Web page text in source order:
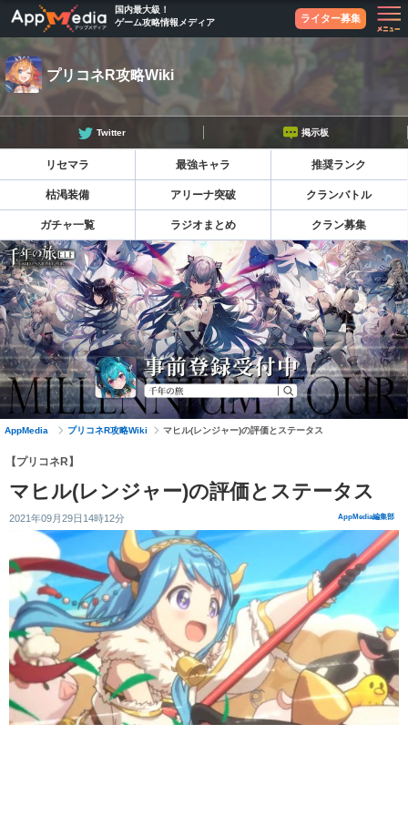
国内最大級！
ゲーム攻略情報メディア
ライター募集
Twitter 掲示板
プリコネR攻略Wiki
リセマラ 最強キャラ 推奨ランク
枯渇装備 アリーナ突破 クランバトル
ガチャ一覧 ラジオまとめ クラン募集
AppMedia プリコネR攻略Wiki マヒル(レンジャー)の評価とステータス
【プリコネR】
マヒル(レンジャー)の評価とステータス
2021年09月29日14時12分 AppMedia編集部